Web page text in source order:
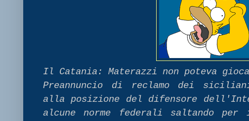
Il Catania: Materazzi non poteva
Preannuncio di reclamo dei
alla posizione del difensore
alcune norme federali saltando per